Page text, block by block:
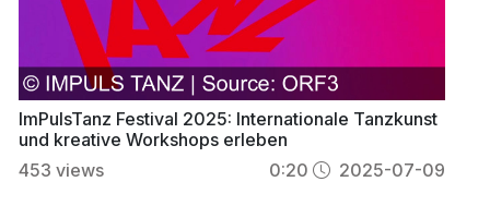
ImPulsTanz Festival 2025: Internationale Tanzkunst
und kreative Workshops erleben
453 views 0:20 2025-07-09